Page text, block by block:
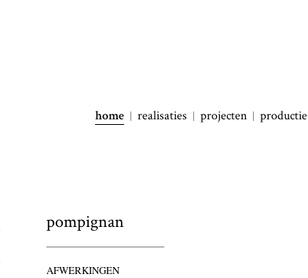
home realisaties projecten productie
pompignan
AFWERKINGEN